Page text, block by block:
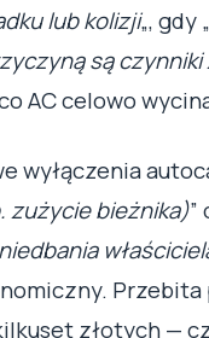
lub kolizji„, gdy „
są
AC celowo
wyłączenia
zużycie bieżnika)”
Przebita
złotych —